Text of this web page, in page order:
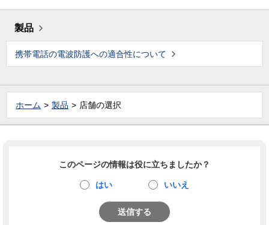
製品
携帯電話の電波防護への適合性について
ホーム 製品 店舗の選択
このページの情報は役に立ちましたか？
はい いいえ
送信する